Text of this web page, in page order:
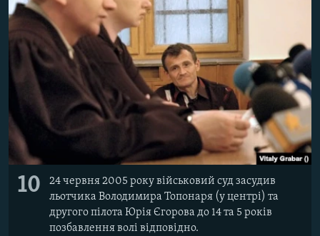
10
24 червня 2005 року військовий суд засудив
льотчика Володимира Топонаря (у центрі) та
другого пілота Юрія Єгорова до 14 та 5 років
позбавлення волі відповідно.